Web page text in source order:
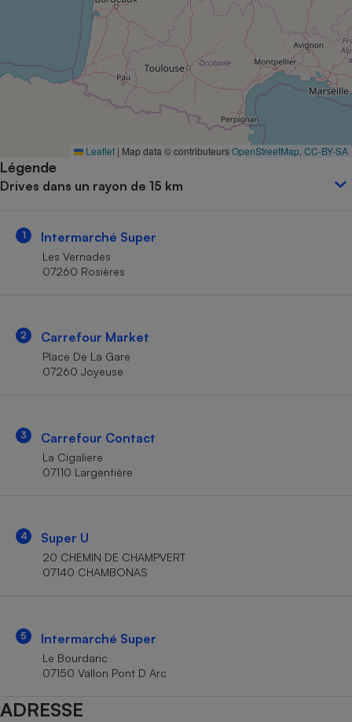
Leaflet | Map data © contributeursOpenStreetMap CC-BY-SA
Légende
Drives dans un rayon de 15 km
1 Intermarché Super
Les Vernades
07260 Rosières
2 Carrefour Market
Place De La Gare
07260 Joyeuse
3 Carrefour Contact
La Cigaliere
07110 Largentière
4 Super U
20 CHEMIN DE CHAMPVERT
07140 CHAMBONAS
5 Intermarché Super
Le Bourdaric
07150 Vallon Pont D Arc
ADRESSE
Complément
alimentaire
Assurance emprunteur
Banque
Petit électroménager -
Matelas
Mutuelle